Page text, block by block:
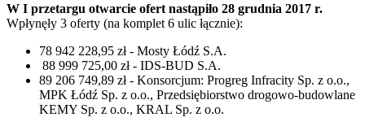
W I przetargu otwarcie ofert nastąpiło 28 grudnia 2017 r.
Wpłynęły 3 oferty (na komplet 6 ulic łącznie):
78 942 228,95 zł - Mosty Łódź S.A.
88 999 725,00 zł - IDS-BUD S.A.
89 206 749,89 zł - Konsorcjum: Progreg Infracity Sp. z o.o.,
MPK Łódź Sp. z o.o., Przedsiębiorstwo drogowo-budowlane
KEMY Sp. z o.o., KRAL Sp. z o.o.